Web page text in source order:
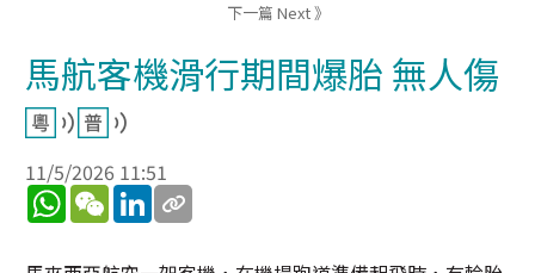
下一篇 Next 》
馬航客機滑行期間爆胎 無人傷
11/5/2026 11:51
WhatsApp
WeChatLinkedIn